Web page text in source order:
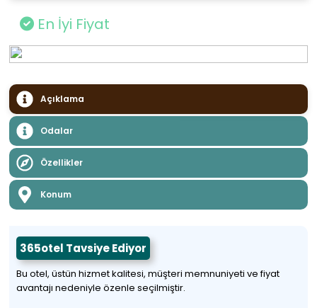
En İyi Fiyat
Açıklama
Odalar
Özellikler
Konum
365otel Tavsiye Ediyor
Bu otel, üstün hizmet kalitesi, müşteri memnuniyeti ve fiyat
avantajı nedeniyle özenle seçilmiştir.